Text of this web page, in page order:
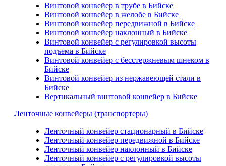
Винтовой конвейер в трубе в Бийске
Винтовой конвейер в желобе в Бийске
Винтовой конвейер передвижной в Бийске
Винтовой конвейер наклонный в Бийске
Винтовой конвейер с регулировкой высоты
подъема в Бийске
Винтовой конвейер с бесстержневым шнеком в
Бийске
Винтовой конвейер из нержавеющей стали в
Бийске
Вертикальный винтовой конвейер в Бийске
Ленточные конвейеры (транспортеры)
Ленточный конвейер стационарный в Бийске
Ленточный конвейер передвижной в Бийске
Ленточный конвейер наклонный в Бийске
Ленточный конвейер с регулировкой высоты